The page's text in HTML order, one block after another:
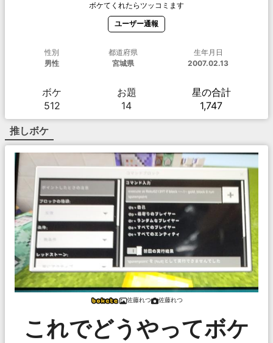
ボケてくれたらツッコミます
ユーザー通報
性別
男性
都道府県
宮城県
生年月日
2007.02.13
ボケ
512
お題
14
星の合計
1,747
推しボケ
佐藤れつ 佐藤れつ
これでどうやってボケ